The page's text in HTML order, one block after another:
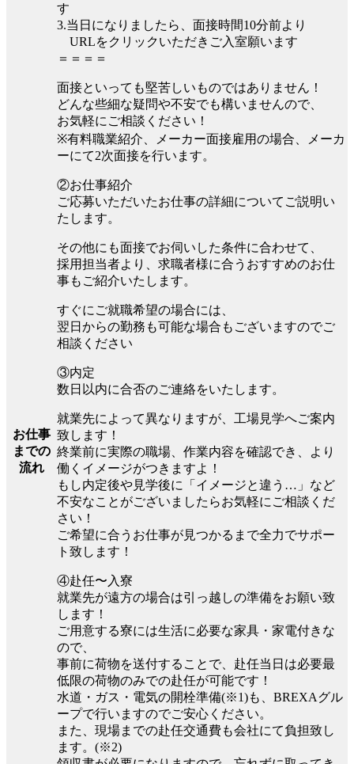
お仕事
までの
流れ
す
3.当日になりましたら、面接時間10分前より
URLをクリックいただきご入室願います
＝＝＝＝
面接といっても堅苦しいものではありません！
どんな些細な疑問や不安でも構いませんので、
お気軽にご相談ください！
※有料職業紹介、メーカー面接雇用の場合、メーカ
ーにて2次面接を行います。
②お仕事紹介
ご応募いただいたお仕事の詳細についてご説明い
たします。
その他にも面接でお伺いした条件に合わせて、
採用担当者より、求職者様に合うおすすめのお仕
事もご紹介いたします。
すぐにご就職希望の場合には、
翌日からの勤務も可能な場合もございますのでご
相談ください
③内定
数日以内に合否のご連絡をいたします。
就業先によって異なりますが、工場見学へご案内
致します！
終業前に実際の職場、作業内容を確認でき、より
働くイメージがつきますよ！
もし内定後や見学後に「イメージと違う…」など
不安なことがございましたらお気軽にご相談くだ
さい！
ご希望に合うお仕事が見つかるまで全力でサポー
ト致します！
④赴任〜入寮
就業先が遠方の場合は引っ越しの準備をお願い致
します！
ご用意する寮には生活に必要な家具・家電付きな
ので、
事前に荷物を送付することで、赴任当日は必要最
低限の荷物のみでの赴任が可能です！
水道・ガス・電気の開栓準備(※1)も、BREXAグル
ープで行いますのでご安心ください。
また、現場までの赴任交通費も会社にて負担致し
ます。(※2)